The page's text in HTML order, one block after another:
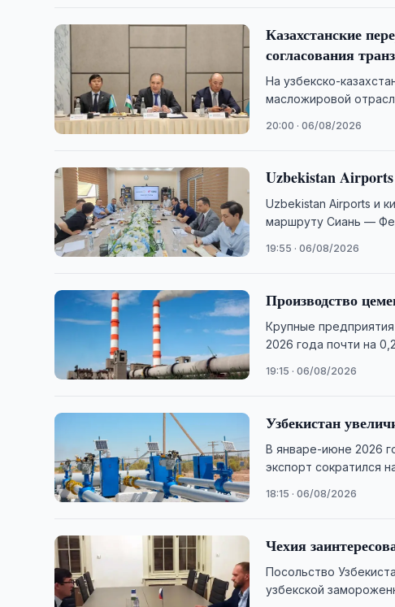
Казахстанские
согласования
На узбекско-
масложировой
20:00 · 06/08/2026
Uzbekistan
Uzbekistan Airports и
маршруту Сиань —
19:55 · 06/08/2026
Производство
Крупные
2026 года почти на
19:15 · 06/08/2026
Узбекистан
В январе-июне 2026
экспорт сократился
18:15 · 06/08/2026
Чехия
Посольство
узбекской